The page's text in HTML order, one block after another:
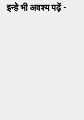
इन्हे भी अवश्य पढ़ें -